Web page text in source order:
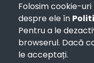
Folosim cookie-
despre ele în
Pentru a le
browserul. Dacă
le acceptați.
Copyright © ECO
Politica de
Politica
Powered by